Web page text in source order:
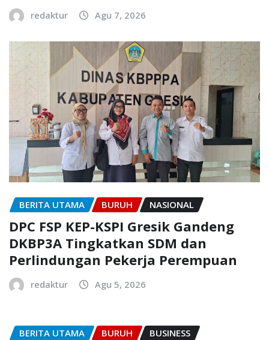
redaktur Agu 7, 2026
BERITA UTAMA BURUH NASIONAL
DPC FSP KEP-KSPI Gresik Gandeng
DKBP3A Tingkatkan SDM dan
Perlindungan Pekerja Perempuan
redaktur Agu 5, 2026
BERITA UTAMA BURUH
BUSINESS